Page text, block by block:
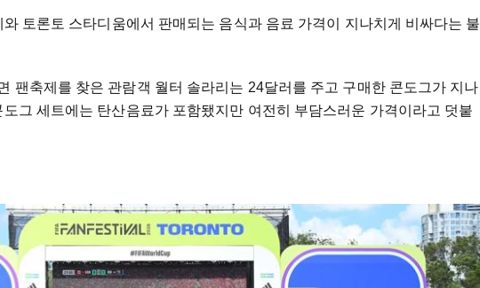
토론토 스타디움에서 판매되는 음식과 음료 가격이 지나치게 비싸다는 불
팬축제를 찾은 관람객 월터 솔라리는 24달러를 주고 구매한 콘도그가 지나
그 세트에는 탄산음료가 포함됐지만 여전히 부담스러운 가격이라고 덧붙